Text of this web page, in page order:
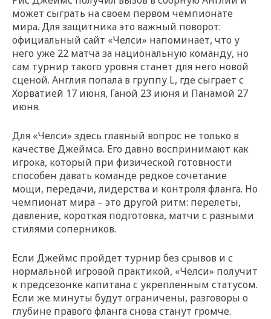
может сыграть на своем первом чемпионате
мира. Для защитника это важный поворот:
официальный сайт «Челси» напоминает, что у
него уже 22 матча за национальную команду, но
сам турнир такого уровня станет для него новой
сценой. Англия попала в группу L, где сыграет с
Хорватией 17 июня, Ганой 23 июня и Панамой 27
июня.
Для «Челси» здесь главный вопрос не только в
качестве Джеймса. Его давно воспринимают как
игрока, который при физической готовности
способен давать команде редкое сочетание
мощи, передачи, лидерства и контроля фланга. Но
чемпионат мира – это другой ритм: перелеты,
давление, короткая подготовка, матчи с разными
стилями соперников.
Если Джеймс пройдет турнир без срывов и с
нормальной игровой практикой, «Челси» получит
к предсезонке капитана с укрепленным статусом.
Если же минуты будут ограничены, разговоры о
глубине правого фланга снова станут громче.